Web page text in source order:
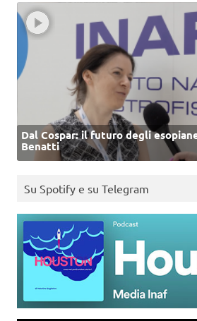
Dal Cospar: il futuro degli
Benatti
Su Spotify e su Telegram